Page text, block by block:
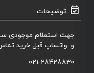
توضیحات:
جهت استعلام موجودی
و واتساپ قبل خرید
021-28428830